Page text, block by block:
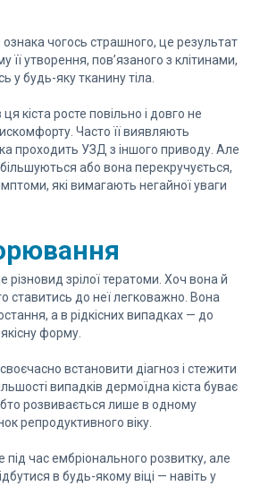
чогось страшного, це результат
її утворення, пов’язаного з клітинами,
у будь-яку тканину тіла.
кіста росте повільно і довго не
Часто її виявляють
проходить УЗД з іншого приводу. Але
або вона перекручується,
які вимагають негайної уваги
різновид зрілої тератоми. Хоч вона й
ставитись до неї легковажно. Вона
а в рідкісних випадках — до
форму.
встановити діагноз і стежити
випадків дермоїдна кіста буває
розвивається лише в одному
репродуктивного віку.
під час ембріонального розвитку, але
в будь-якому віці — навіть у